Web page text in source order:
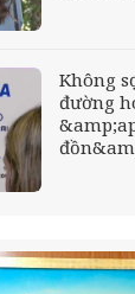
Không
đường